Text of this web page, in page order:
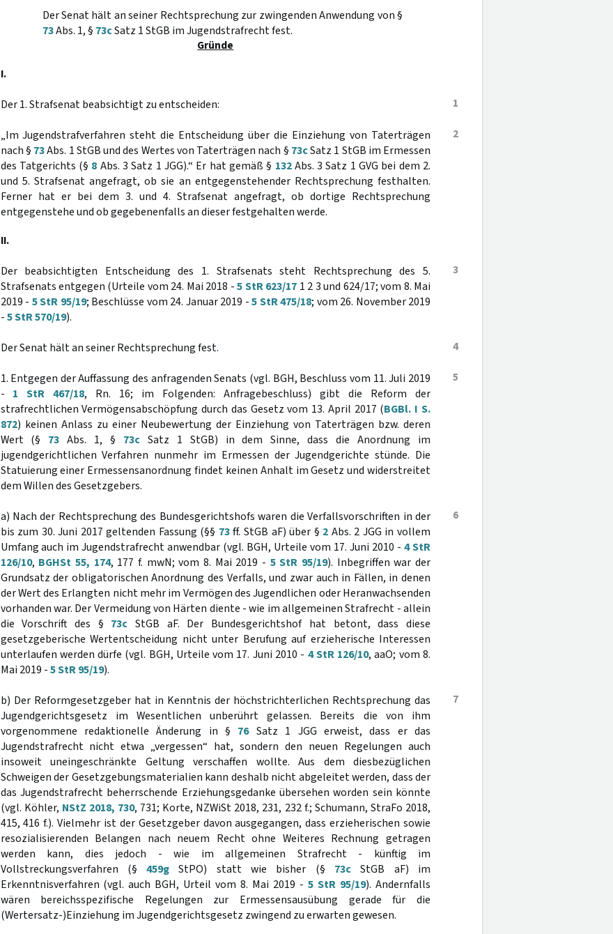
Der Senat hält an seiner Rechtsprechung zur zwingenden Anwendung von §
73Abs. 1, § 73cSatz 1 StGB im Jugendstrafrecht fest.
Gründe
I.
1
Der 1. Strafsenat beabsichtigt zu entscheiden:
2
„Im Jugendstrafverfahren steht die Entscheidung über die Einziehung von Taterträgen
nach § 73Abs. 1 StGB und des Wertes von Taterträgen nach § 73cSatz 1 StGB im Ermessen
des Tatgerichts (§ 8 Abs. 3 Satz 1 JGG).“ Er hat gemäß § 132Abs. 3 Satz 1 GVG bei dem 2.
und 5. Strafsenat angefragt, ob sie an entgegenstehender Rechtsprechung festhalten.
Ferner hat er bei dem 3. und 4. Strafsenat angefragt, ob dortige Rechtsprechung
entgegenstehe und ob gegebenenfalls an dieser festgehalten werde.
II.
3
Der beabsichtigten Entscheidung des 1. Strafsenats steht Rechtsprechung des 5.
Strafsenats entgegen (Urteile vom 24. Mai 2018 -5 StR 623/17 1 2 3 und 624/17; vom 8. Mai
2019 - 5 StR 95/19; Beschlüsse vom 24. Januar 2019 -5 StR 475/18; vom 26. November 2019
-5 StR 570/19).
4
Der Senat hält an seiner Rechtsprechung fest.
5
1. Entgegen der Auffassung des anfragenden Senats (vgl. BGH, Beschluss vom 11. Juli 2019
- 1 StR 467/18, Rn. 16; im Folgenden: Anfragebeschluss) gibt die Reform der
strafrechtlichen Vermögensabschöpfung durch das Gesetz vom 13. April 2017 (BGBl. I S.
872) keinen Anlass zu einer Neubewertung der Einziehung von Taterträgen bzw. deren
Wert (§ 73 Abs. 1, § 73cSatz 1 StGB) in dem Sinne, dass die Anordnung im
jugendgerichtlichen Verfahren nunmehr im Ermessen der Jugendgerichte stünde. Die
Statuierung einer Ermessensanordnung findet keinen Anhalt im Gesetz und widerstreitet
dem Willen des Gesetzgebers.
6
a) Nach der Rechtsprechung des Bundesgerichtshofs waren die Verfallsvorschriften in der
bis zum 30. Juni 2017 geltenden Fassung (§§ 73ff. StGB aF) über § 2 Abs. 2 JGG in vollem
Umfang auch im Jugendstrafrecht anwendbar (vgl. BGH, Urteile vom 17. Juni 2010 -4 StR
126/10, BGHSt 55, 174, 177 f. mwN; vom 8. Mai 2019 - 5 StR 95/19). Inbegriffen war der
Grundsatz der obligatorischen Anordnung des Verfalls, und zwar auch in Fällen, in denen
der Wert des Erlangten nicht mehr im Vermögen des Jugendlichen oder Heranwachsenden
vorhanden war. Der Vermeidung von Härten diente - wie im allgemeinen Strafrecht - allein
die Vorschrift des § 73c StGB aF. Der Bundesgerichtshof hat betont, dass diese
gesetzgeberische Wertentscheidung nicht unter Berufung auf erzieherische Interessen
unterlaufen werden dürfe (vgl. BGH, Urteile vom 17. Juni 2010 - 4 StR 126/10, aaO; vom 8.
Mai 2019 -5 StR 95/19).
7
b) Der Reformgesetzgeber hat in Kenntnis der höchstrichterlichen Rechtsprechung das
Jugendgerichtsgesetz im Wesentlichen unberührt gelassen. Bereits die von ihm
vorgenommene redaktionelle Änderung in § 76Satz 1 JGG erweist, dass er das
Jugendstrafrecht nicht etwa „vergessen“ hat, sondern den neuen Regelungen auch
insoweit uneingeschränkte Geltung verschaffen wollte. Aus dem diesbezüglichen
Schweigen der Gesetzgebungsmaterialien kann deshalb nicht abgeleitet werden, dass der
das Jugendstrafrecht beherrschende Erziehungsgedanke übersehen worden sein könnte
(vgl. Köhler, NStZ 2018, 730, 731; Korte, NZWiSt 2018, 231, 232 f.; Schumann, StraFo 2018,
415, 416 f.). Vielmehr ist der Gesetzgeber davon ausgegangen, dass erzieherischen sowie
resozialisierenden Belangen nach neuem Recht ohne Weiteres Rechnung getragen
werden kann, dies jedoch - wie im allgemeinen Strafrecht - künftig im
Vollstreckungsverfahren (§459g StPO) statt wie bisher (§ 73c StGB aF) im
Erkenntnisverfahren (vgl. auch BGH, Urteil vom 8. Mai 2019 -5 StR 95/19). Andernfalls
wären bereichsspezifische Regelungen zur Ermessensausübung gerade für die
(Wertersatz-)Einziehung im Jugendgerichtsgesetz zwingend zu erwarten gewesen.